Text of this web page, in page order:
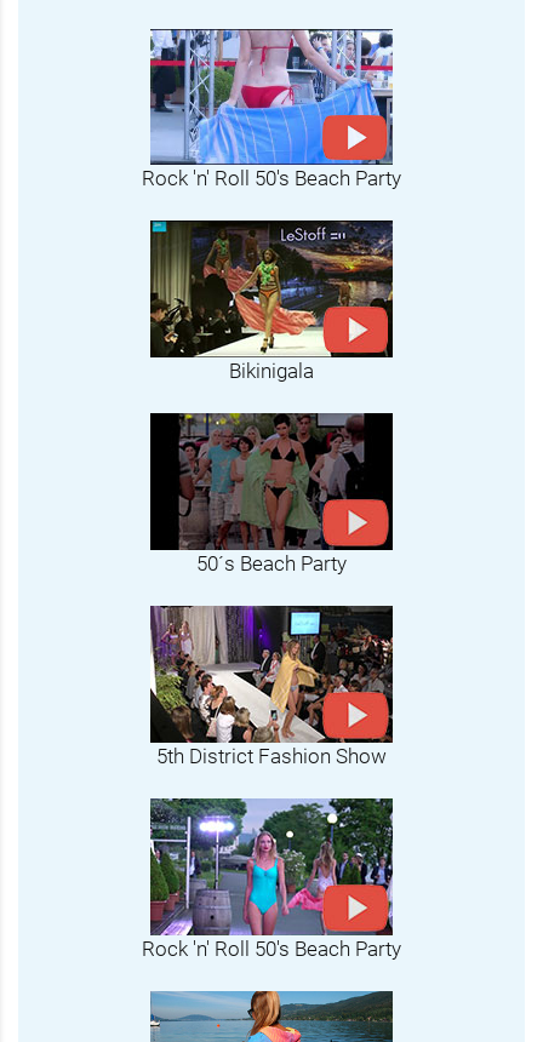
Rock 'n' Roll 50's Beach Party
Bikinigala
50´s Beach Party
5th District Fashion Show
Rock 'n' Roll 50's Beach Party